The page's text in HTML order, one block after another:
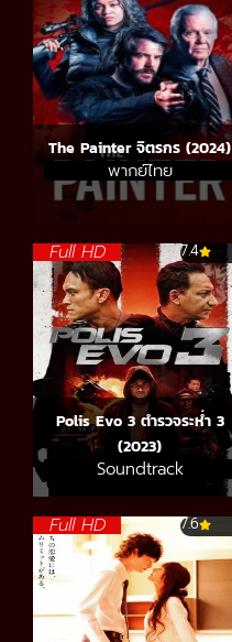
The Painter จิตรกร (2024)
พากย์ไทย
Full HD 7.4
Polis Evo 3 ตำรวจระห่ำ 3
(2023)
Soundtrack
Full HD 7.6